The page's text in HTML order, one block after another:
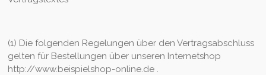
(1) Die folgenden Regelungen über den Vertragsabschluss
gelten für Bestellungen über unseren Internetshop
http://www.beispielshop-online.de .